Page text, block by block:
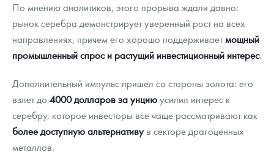
По мнению аналитиков, этого прорыва ждали давно:
рынок серебра демонстрирует уверенный рост на всех
направлениях, причем его хорошо поддерживаетмощный
промышленный спрос и растущий инвестиционный интерес.
Дополнительный импульс пришел со стороны золота: его
взлет до 4000 долларов за унциюусилил интерес к
серебру, которое инвесторы все чаще рассматривают как
более доступную альтернативув секторе драгоценных
металлов.